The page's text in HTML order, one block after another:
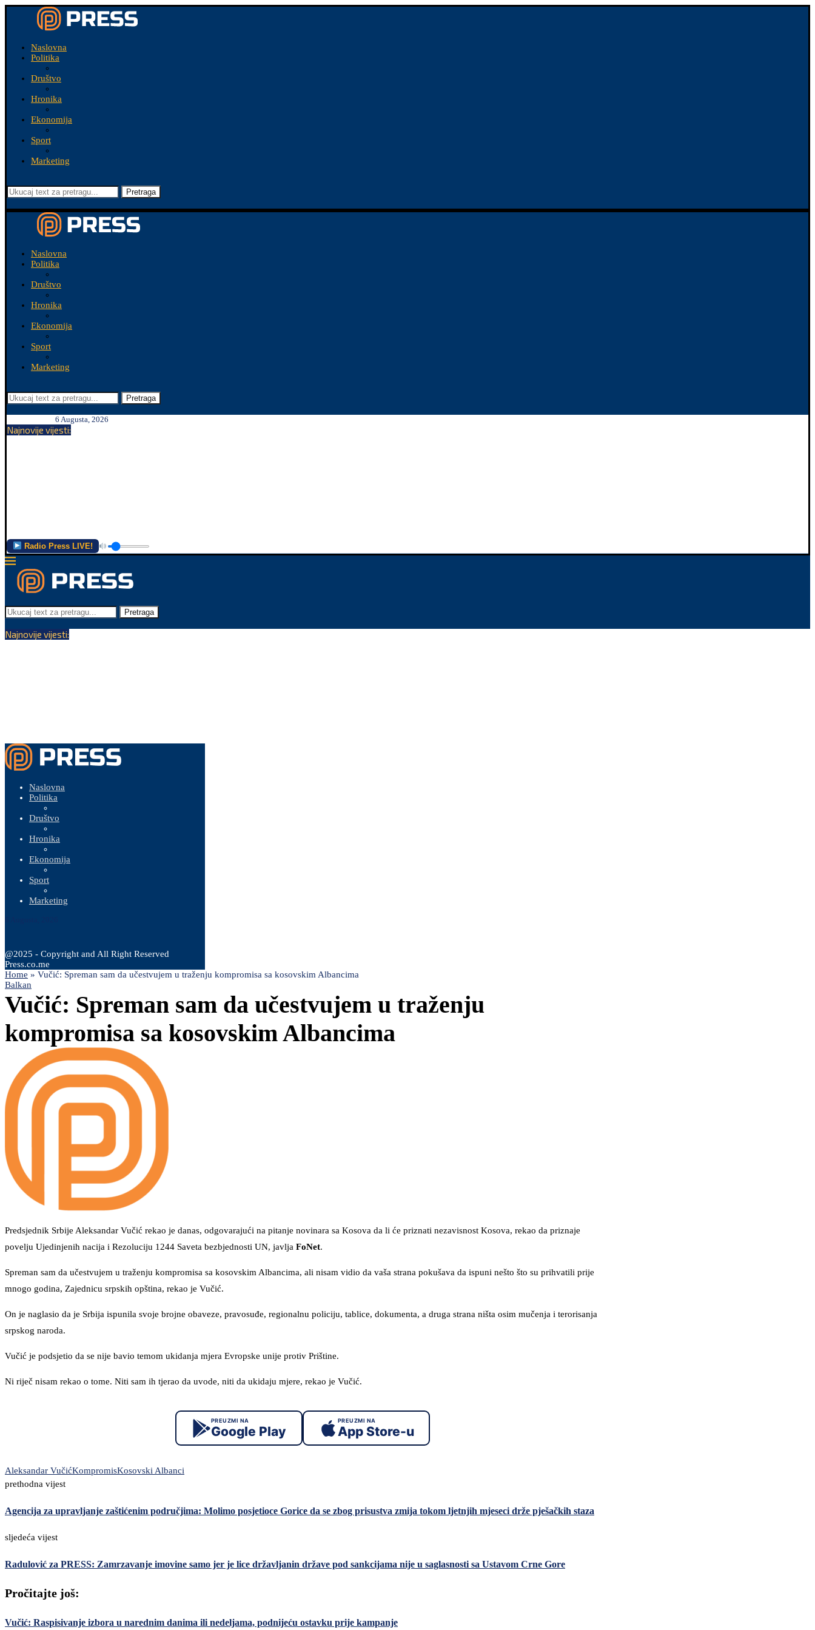
Naslovna
Politika
Društvo
Hronika
Ekonomija
Sport
Marketing
Pretraga
Naslovna
Politika
Društvo
Hronika
Ekonomija
Sport
Marketing
Pretraga
6 Augusta, 2026
Najnovije vijesti:
Radio Press LIVE!
Pretraga
Najnovije vijesti:
Naslovna
Politika
Društvo
Hronika
Ekonomija
Sport
Marketing
@2025 - Copyright and All Right Reserved
Press.co.me
Home » Vučić: Spreman sam da učestvujem u traženju kompromisa sa kosovskim Albancima
Balkan
Vučić: Spreman sam da učestvujem u traženju
kompromisa sa kosovskim Albancima
Predsjednik Srbije Aleksandar Vučić rekao je danas, odgovarajući na pitanje novinara sa Kosova da li će priznati nezavisnost Kosova, rekao da priznaje
povelju Ujedinjenih nacija i Rezoluciju 1244 Saveta bezbjednosti UN, javlja FoNet.
Spreman sam da učestvujem u traženju kompromisa sa kosovskim Albancima, ali nisam vidio da vaša strana pokušava da ispuni nešto što su prihvatili prije
mnogo godina, Zajednicu srpskih opština, rekao je Vučić.
On je naglasio da je Srbija ispunila svoje brojne obaveze, pravosuđe, regionalnu policiju, tablice, dokumenta, a druga strana ništa osim mučenja i terorisanja
srpskog naroda.
Vučić je podsjetio da se nije bavio temom ukidanja mjera Evropske unije protiv Prištine.
Ni riječ nisam rekao o tome. Niti sam ih tjerao da uvode, niti da ukidaju mjere, rekao je Vučić.
PREUZMI NA
Google Play
PREUZMI NA
App Store-u
Aleksandar VučićKompromisKosovski Albanci
prethodna vijest
Agencija za upravljanje zaštićenim područjima: Molimo posjetioce Gorice da se zbog prisustva zmija tokom ljetnjih mjeseci drže pješačkih staza
sljedeća vijest
Radulović za PRESS: Zamrzavanje imovine samo jer je lice državljanin države pod sankcijama nije u saglasnosti sa Ustavom Crne Gore
Pročitajte još:
Vučić: Raspisivanje izbora u narednim danima ili nedeljama, podnijeću ostavku prije kampanje